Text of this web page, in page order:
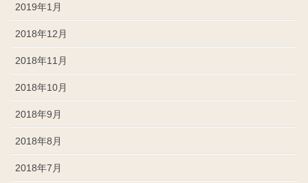
2019年1月
2018年12月
2018年11月
2018年10月
2018年9月
2018年8月
2018年7月